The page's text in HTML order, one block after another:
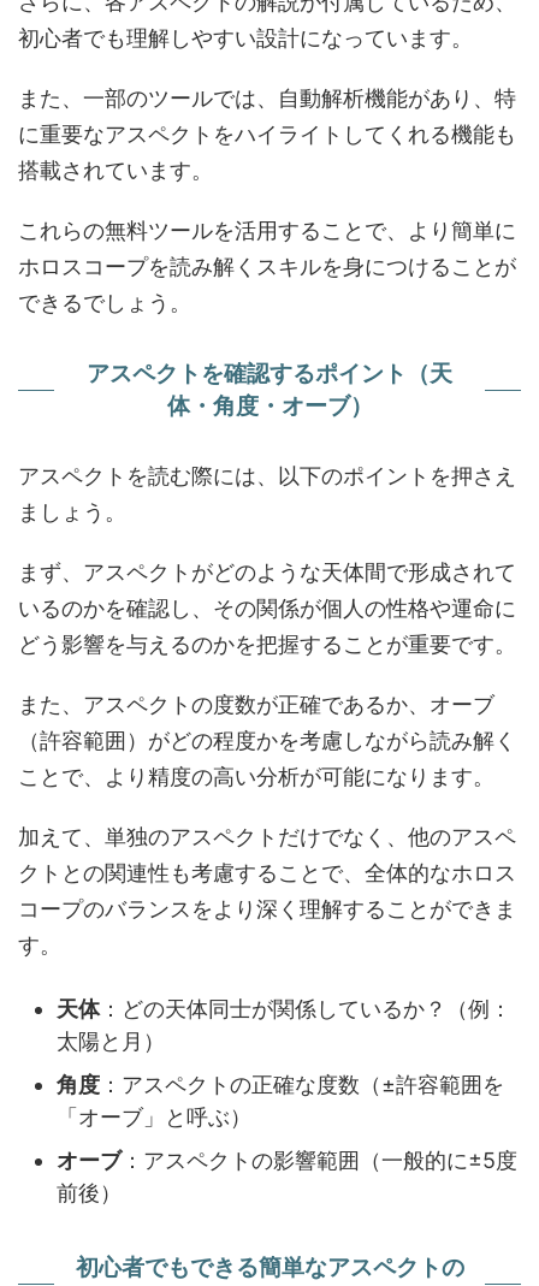
初心者でも理解しやすい設計になっています。
また、一部のツールでは、自動解析機能があり、特
に重要なアスペクトをハイライトしてくれる機能も
搭載されています。
これらの無料ツールを活用することで、より簡単に
ホロスコープを読み解くスキルを身につけることが
できるでしょう。
アスペクトを確認するポイント（天
体・角度・オーブ）
アスペクトを読む際には、以下のポイントを押さえ
ましょう。
まず、アスペクトがどのような天体間で形成されて
いるのかを確認し、その関係が個人の性格や運命に
どう影響を与えるのかを把握することが重要です。
また、アスペクトの度数が正確であるか、オーブ
（許容範囲）がどの程度かを考慮しながら読み解く
ことで、より精度の高い分析が可能になります。
加えて、単独のアスペクトだけでなく、他のアスペ
クトとの関連性も考慮することで、全体的なホロス
コープのバランスをより深く理解することができま
す。
天体：どの天体同士が関係しているか？（例：
太陽と月）
角度 ：アスペクトの正確な度数（±許容範囲を
「オーブ」と呼ぶ）
オーブ：アスペクトの影響範囲（一般的に±5度
前後）
初心者でもできる簡単なアスペクトの